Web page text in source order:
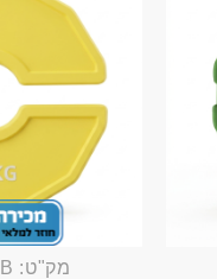
מק"ט: DMB05RRB